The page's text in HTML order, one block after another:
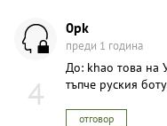
4
0pk
преди 1 година
До: khao това на
тъпче руския
отговор